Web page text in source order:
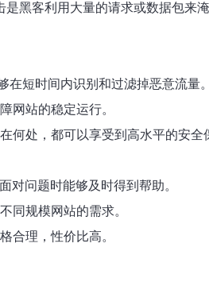
黑客利用大量的请求或数据包
短时间内识别和过滤掉恶意流量。
网站的稳定运行。
何处，都可以享受到高水平的安全
对问题时能够及时得到帮助。
同规模网站的需求。
合理，性价比高。